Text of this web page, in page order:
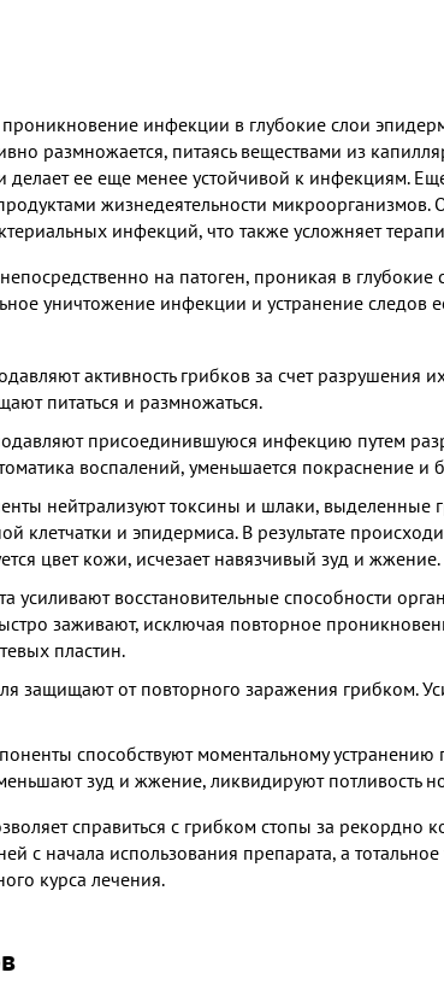
инфекции в глубокие слои
размножается, питаясь веществами из
делает ее еще менее устойчивой к инфекциям.
жизнедеятельности микроорганизмов.
инфекций, что также усложняет
на патоген, проникая в глубокие
уничтожение инфекции и устранение следов
активность грибков за счет разрушения
питаться и размножаться.
присоединившуюся инфекцию путем
воспалений, уменьшается покраснение и
нейтрализуют токсины и шлаки, выделенные
клетчатки и эпидермиса. В результате
цвет кожи, исчезает навязчивый зуд и жжение.
восстановительные способности
заживают, исключая повторное
пластин.
защищают от повторного заражения грибком.
способствуют моментальному устранению
зуд и жжение, ликвидируют потливость
справиться с грибком стопы за рекордно
с начала использования препарата, а
курса лечения.